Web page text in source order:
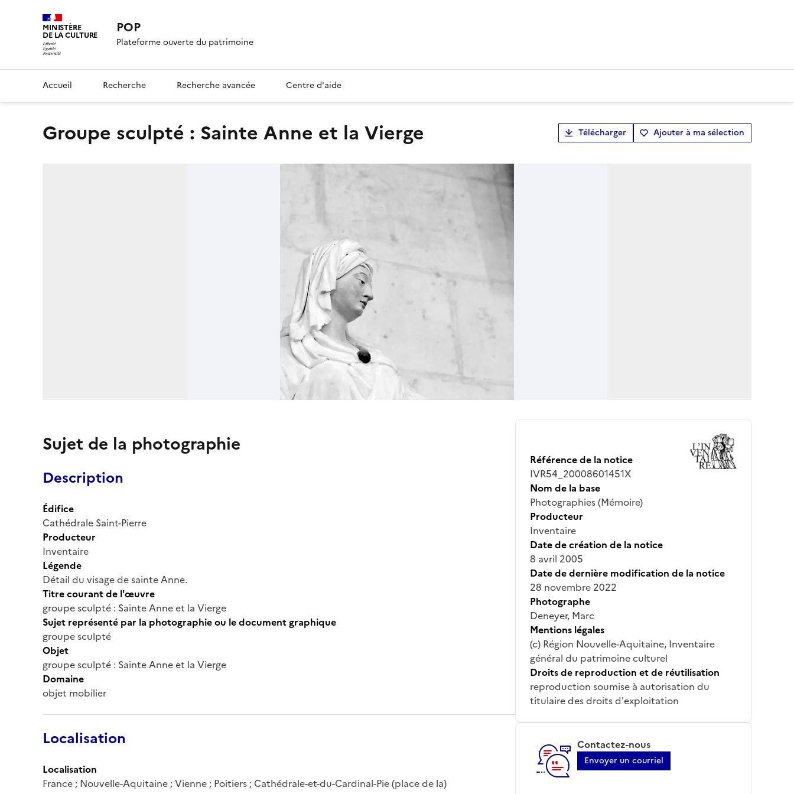
MINISTÈRE
DE LA CULTURE POP
Plateforme ouverte du patrimoine
Accueil Recherche Recherche avancée Centre d'aide
groupe sculpté : Sainte Anne et la Vierge Télécharger Ajouter à ma sélection
Sujet de la photographie
Description
Édifice
Cathédrale Saint-Pierre
Producteur
Inventaire
Légende
Détail du visage de sainte Anne.
Titre courant de l'œuvre
groupe sculpté : Sainte Anne et la Vierge
Sujet représenté par la photographie ou le document graphique
groupe sculpté
Objet
groupe sculpté : Sainte Anne et la Vierge
Domaine
objet mobilier
Localisation
Localisation
France ; Nouvelle-Aquitaine ; Vienne ; Poitiers ; Cathédrale-et-du-Cardinal-Pie (place de la)
Référence de la notice
IVR54_20008601451X
Nom de la base
Photographies (Mémoire)
Producteur
Inventaire
Date de création de la notice
8 avril 2005
Date de dernière modification de la notice
28 novembre 2022
Photographe
Deneyer, Marc
Mentions légales
(c) Région Nouvelle-Aquitaine, Inventaire
général du patrimoine culturel
Droits de reproduction et de réutilisation
reproduction soumise à autorisation du
titulaire des droits d'exploitation
Contactez-nous
Envoyer un courriel